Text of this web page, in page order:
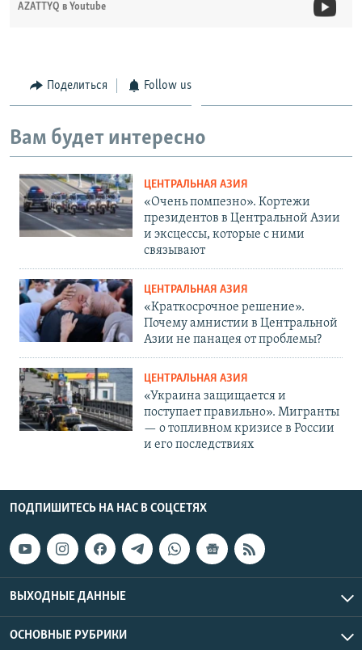
AZATTYQ в Youtube
Поделиться Follow us
Вам будет интересно
ЦЕНТРАЛЬНАЯ АЗИЯ
«Очень помпезно». Кортежи
президентов в Центральной Азии
и эксцессы, которые с ними
связывают
ЦЕНТРАЛЬНАЯ АЗИЯ
«Краткосрочное решение».
Почему амнистии в Центральной
Азии не панацея от проблемы?
ЦЕНТРАЛЬНАЯ АЗИЯ
«Украина защищается и
поступает правильно». Мигранты
— о топливном кризисе в России
и его последствиях
ПОДПИШИТЕСЬ НА НАС В СОЦСЕТЯХ
ВЫХОДНЫЕ ДАННЫЕ
ОСНОВНЫЕ РУБРИКИ